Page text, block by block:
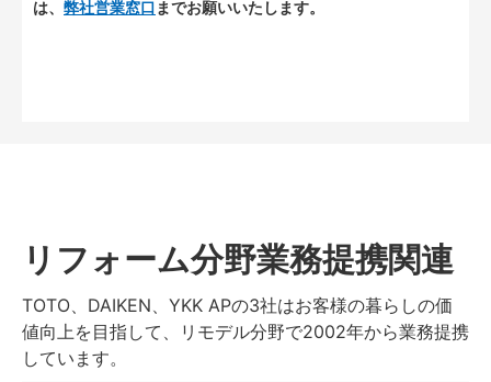
は、 弊社営業窓口 までお願いいたします。
リフォーム分野業務提携関連
TOTO、DAIKEN、YKK APの3社はお客様の暮らしの価
値向上を目指して、リモデル分野で2002年から業務提携
しています。